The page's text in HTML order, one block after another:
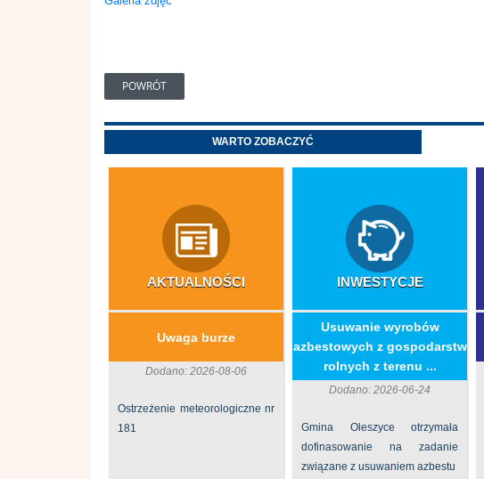
POWRÓT
WARTO ZOBACZYĆ
AKTUALNOŚCI
Uwaga burze
Dodano: 2026-08-06
Ostrzeżenie meteorologiczne nr
181
INWESTYCJE
​Usuwanie wyrobów
azbestowych z gospodarstw
rolnych z terenu ...
Dodano: 2026-06-24
Gmina Oleszyce otrzymała
dofinasowanie na zadanie
związane z usuwaniem azbestu